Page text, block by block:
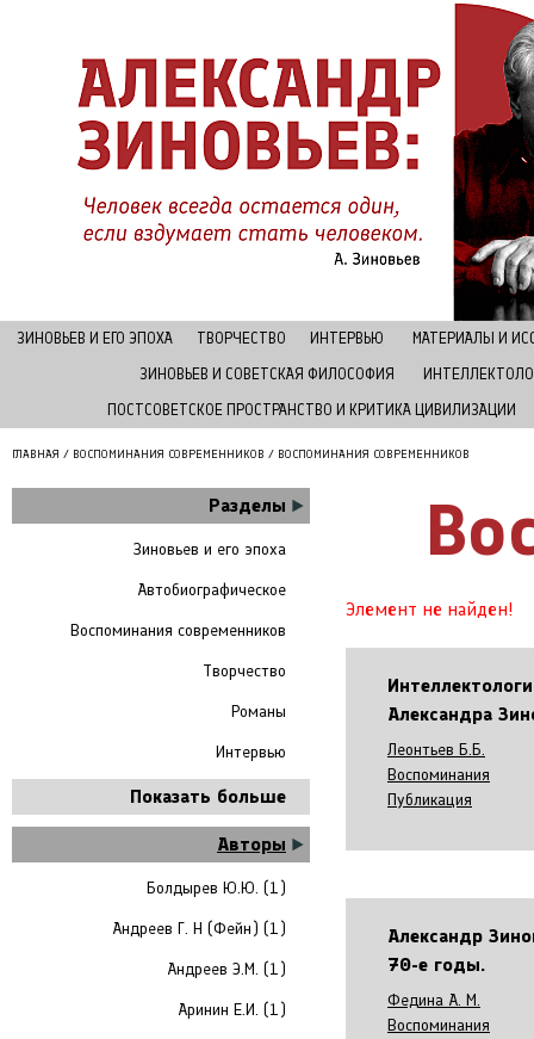
ЗИНОВЬЕВ И ЕГО ЭПОХА ТВОРЧЕСТВО ИНТЕРВЬЮ
МАТЕРИАЛЫ И
ЗИНОВЬЕВ И СОВЕТСКАЯ ФИЛОСОФИЯ
ПОСТСОВЕТСКОЕ ПРОСТРАНСТВО И КРИТИКА ЦИВИЛИЗАЦИИ
ГЛАВНАЯ / ВОСПОМИНАНИЯ СОВРЕМЕННИКОВ / ВОСПОМИНАНИЯ СОВРЕМЕННИКОВ
Разделы
Зиновьев и его эпоха
Автобиографическое
Воспоминания современников
Творчество
Романы
Интервью
Показать больше
Авторы
Болдырев Ю.Ю. (1)
Андреев Г. Н (Фейн) (1)
Андреев Э.М. (1)
Аринин Е.И. (1)
Элемент не найден!
Александра
Леонтьев Б.Б.
Воспоминания
Публикация
Александр
70-е годы.
Федина А. М.
Воспоминания